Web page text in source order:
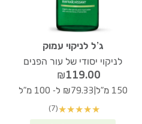
ג’ל לניקוי עמוק
לניקוי יסודי של עור הפנים
₪119.00
150 מ"ל ₪79.33 ל- 100 מ"ל
★
★
★
★
★
(7)